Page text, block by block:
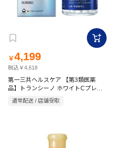
￥4,199
税込￥4,618
第一三共ヘルスケア 【第3類医薬
品】トランシーノ ホワイトCプレミ
アム 270錠
通常配送 / 店舗受取